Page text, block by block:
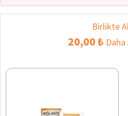
Birlikte
20,00 ₺